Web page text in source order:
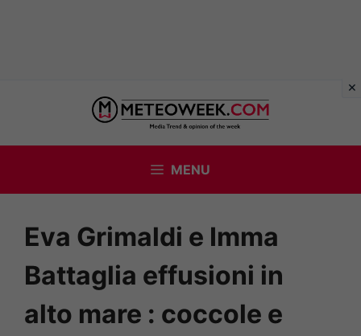
contenuto
MENU
Eva Grimaldi e Imma
Battaglia effusioni in
alto mare : coccole e